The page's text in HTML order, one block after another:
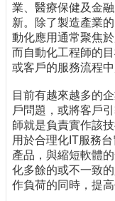
息
關
於
我
出
版
刊
物
校
務
業、醫療保健及金
新。除了製造產業
動化應用通常聚焦
而自動化工程師的
或客戶的服務流程
目前有越來越多的
戶問題，或將客戶
師就是負責實作該
用於合理化IT服務
產品，與縮短軟體
化多餘的或不一致
作負荷的同時，提